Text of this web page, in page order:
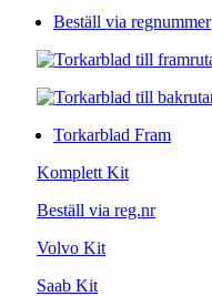
Beställ via regnummer
Torkarblad Fram
Komplett Kit
Beställ via reg.nr
Volvo Kit
Saab Kit